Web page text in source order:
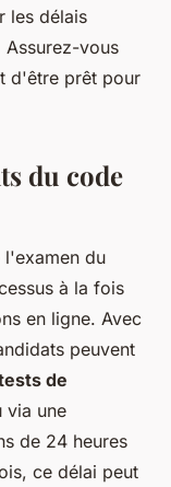
les délais
Assurez-vous
d'être prêt pour
du code
l'examen du
à la fois
en ligne. Avec
peuvent
de
via une
de 24 heures
ce délai peut